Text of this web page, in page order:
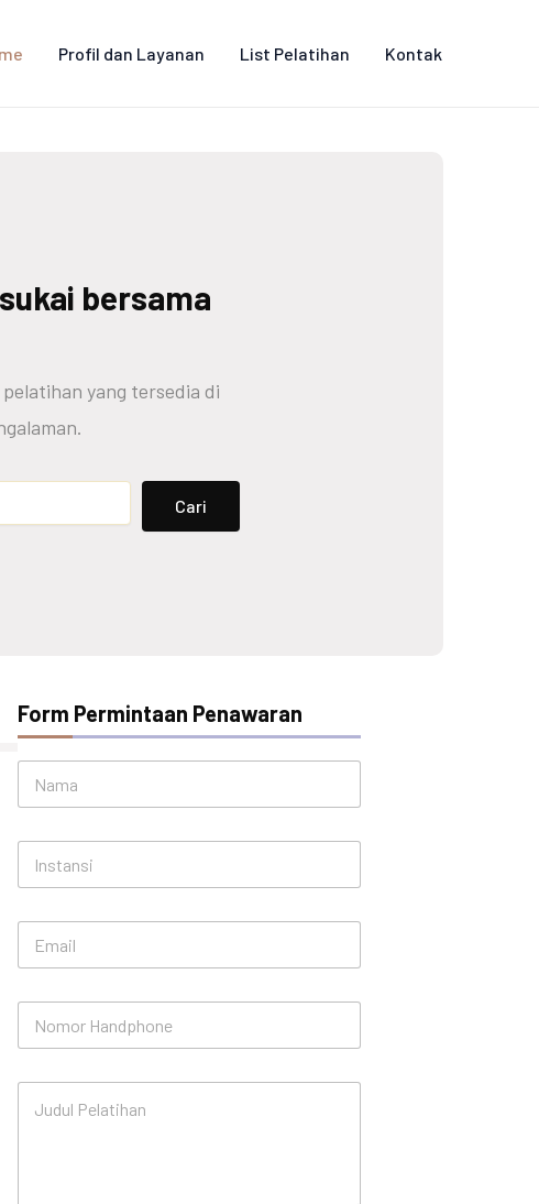
Profil dan Layanan List Pelatihan Kontak
bersama
yang tersedia di
Cari
Form Permintaan Penawaran
N
m
I
s
s
E
a
N
m
J